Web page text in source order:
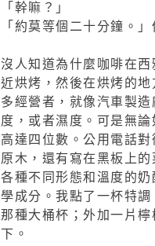
「幹嘛？」
「約莫等個二十分鐘。
沒人知道為什麼咖啡在
近烘烤，然後在烘烤的
多經營者，就像汽車製
度，或者濕度。可是無
高達四位數。公用電話
原木，還有寫在黑板上
各種不同形態和溫度的
學成分。我點了一杯特
那種大桶杯；外加一片
下。